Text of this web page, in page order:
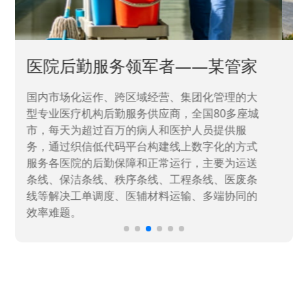
中国兵器工业集团——银光化学
国家“一五”期间156个重点项目之一。属于国家
高新技术企业，在信息化升级建设中，存在大
量“小、散、碎”的信息化需求，需要投入大量人
力资源进行开发，通过引入织信低代码平台，解
决当下遇到的各类业务难题，提升整体的IT研发
效率。